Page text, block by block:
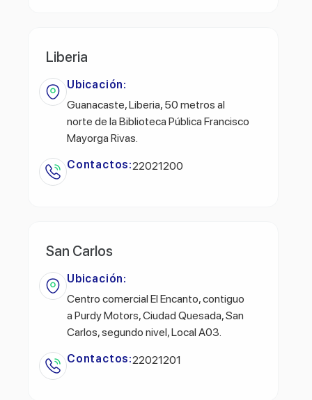
Liberia
Ubicación:
Guanacaste, Liberia, 50 metros al
norte de la Biblioteca Pública Francisco
Mayorga Rivas.
Contactos:22021200
San Carlos
Ubicación:
Centro comercial El Encanto, contiguo
a Purdy Motors, Ciudad Quesada, San
Carlos, segundo nivel, Local A03.
Contactos:22021201